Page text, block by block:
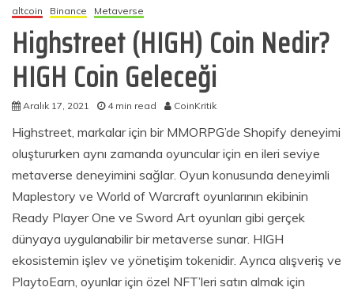
altcoin Binance Metaverse
Highstreet (HIGH) Coin Nedir?
HIGH Coin Geleceği
Aralık 17, 2021 4 min read CoinKritik
Highstreet, markalar için bir MMORPG’de Shopify deneyimi
oluştururken aynı zamanda oyuncular için en ileri seviye
metaverse deneyimini sağlar. Oyun konusunda deneyimli
Maplestory ve World of Warcraft oyunlarının ekibinin
Ready Player One ve Sword Art oyunları gibi gerçek
dünyaya uygulanabilir bir metaverse sunar. HIGH
ekosistemin işlev ve yönetişim tokenidir. Ayrıca alışveriş ve
PlaytoEarn, oyunlar için özel NFT’leri satın almak için